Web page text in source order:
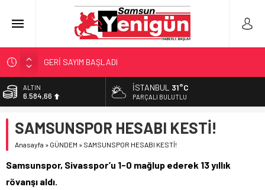
GERİ SAYIM BAŞLADI
SAMSUNSPOR’DA HEDEF 5’İNCİLİK!
‘BAFRA’YA YATIRIM YAPIN!’
YÖNETİCİ SEÇERKEN YAPILAN EN BÜYÜK HATALAR
BİST
13.889,75
47,7046
EURO
6.584,66
İSTANBUL 31°C
PARÇALI BULUTLU
SAMSUNSPOR HESABI KESTİ!
Anasayfa » GÜNDEM » SAMSUNSPOR HESABI KESTİ!
Samsunspor, Sivasspor’u 1-0 mağlup ederek 13 yıllık
rövanşı aldı.